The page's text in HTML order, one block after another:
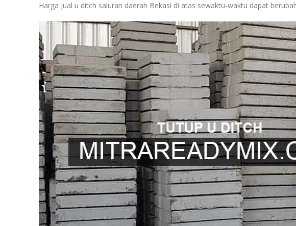
Harga jual u ditch saluran daerah Bekasi di atas sewaktu-waktu dapat